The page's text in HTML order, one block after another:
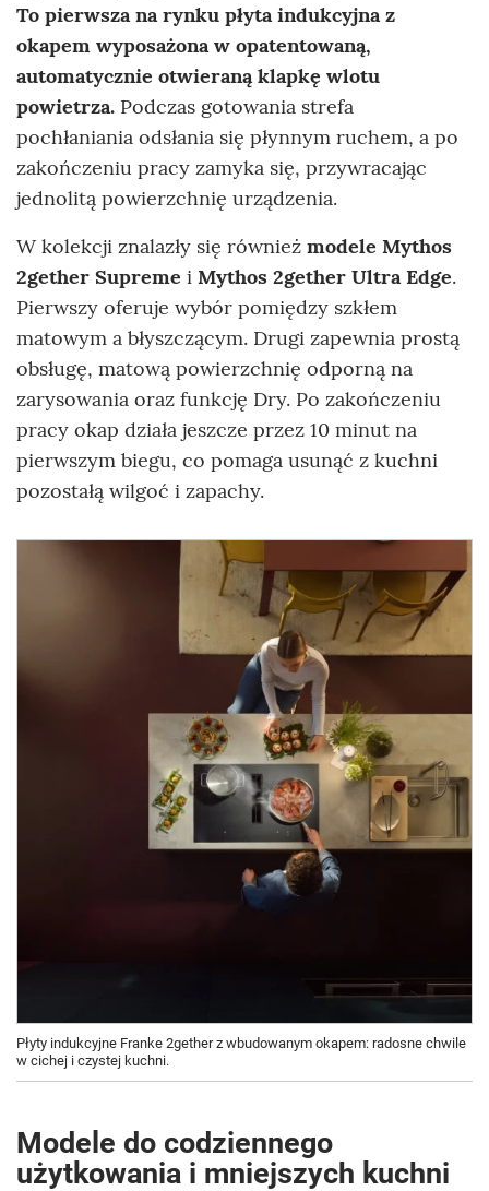
To pierwsza na rynku płyta indukcyjna z
okapem wyposażona w opatentowaną,
automatycznie otwieraną klapkę wlotu
powietrza. Podczas gotowania strefa
pochłaniania odsłania się płynnym ruchem, a po
zakończeniu pracy zamyka się, przywracając
jednolitą powierzchnię urządzenia.
W kolekcji znalazły się również modele Mythos
2gether Supreme i Mythos 2gether Ultra Edge.
Pierwszy oferuje wybór pomiędzy szkłem
matowym a błyszczącym. Drugi zapewnia prostą
obsługę, matową powierzchnię odporną na
zarysowania oraz funkcję Dry. Po zakończeniu
pracy okap działa jeszcze przez 10 minut na
pierwszym biegu, co pomaga usunąć z kuchni
pozostałą wilgoć i zapachy.
Płyty indukcyjne Franke 2gether z wbudowanym okapem: radosne chwile
w cichej i czystej kuchni.
Modele do codziennego
użytkowania i mniejszych kuchni